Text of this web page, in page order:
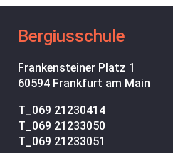
Bergiusschule
Frankensteiner Platz 1
60594 Frankfurt am Main
T_ 069 21230414
T_ 069 21233050
T_ 069 21233051